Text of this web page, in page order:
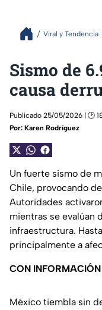
Viral y Tendencia
Sismo de
causa
Publicado 25/05/2026 | 🕑
Por: Karen Rodríguez
Un fuerte sismo de
Chile, provocando
Autoridades
mientras se evalúan
infraestructura.
principalmente a
CON
México tiembla sin